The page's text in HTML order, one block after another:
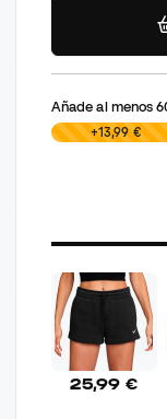
Añade al menos
0,00 €+13,99 €
25,99 €